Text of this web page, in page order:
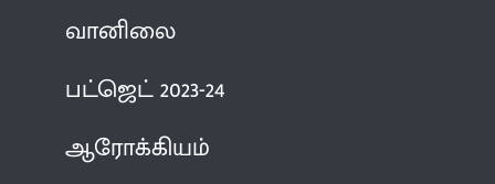
வானிலை
பட்ஜெட் 2023-24
ஆரோக்கியம்